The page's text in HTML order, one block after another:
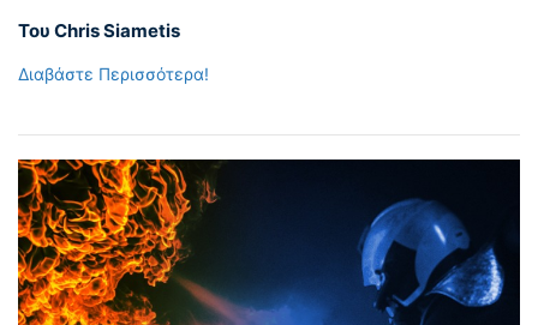
Του Chris Siametis
Διαβάστε Περισσότερα!